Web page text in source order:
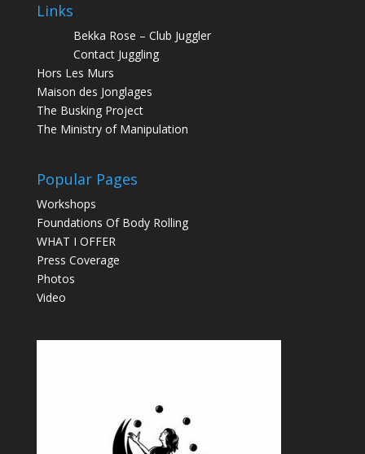
Links
Bekka Rose – Club Juggler
Contact Juggling
Hors Les Murs
Maison des Jonglages
The Busking Project
The Ministry of Manipulation
Popular Pages
Workshops
Foundations Of Body Rolling
WHAT I OFFER
Press Coverage
Photos
Video